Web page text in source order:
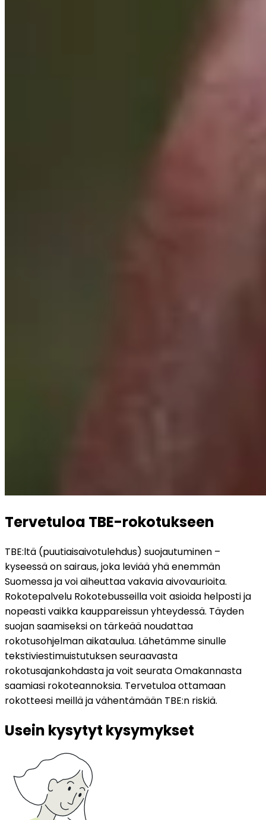
Tervetuloa TBE-rokotukseen
TBE:ltä (puutiaisaivotulehdus) suojautuminen –
kyseessä on sairaus, joka leviää yhä enemmän
Suomessa ja voi aiheuttaa vakavia aivovaurioita.
Rokotepalvelu Rokotebusseilla voit asioida helposti ja
nopeasti vaikka kauppareissun yhteydessä. Täyden
suojan saamiseksi on tärkeää noudattaa
rokotusohjelman aikataulua. Lähetämme sinulle
tekstiviestimuistutuksen seuraavasta
rokotusajankohdasta ja voit seurata Omakannasta
saamiasi rokoteannoksia. Tervetuloa ottamaan
rokotteesi meillä ja vähentämään TBE:n riskiä.
Usein kysytyt kysymykset